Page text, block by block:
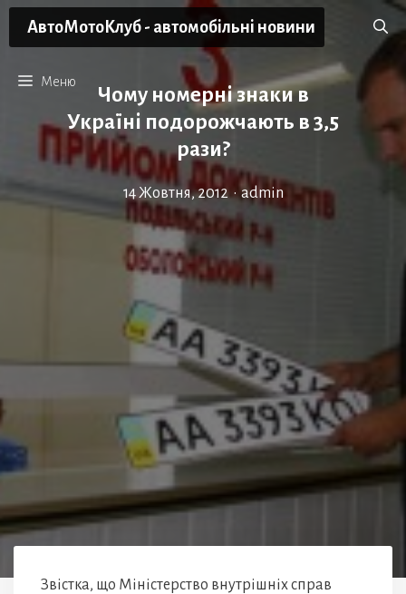
Перейти
АвтоМотоКлуб - автомобільні новини
Меню
Чому номерні знаки в
Україні подорожчають в 3,5
рази?
14 Жовтня, 2012 • admin
Звістка, що Міністерство внутрішніх справ